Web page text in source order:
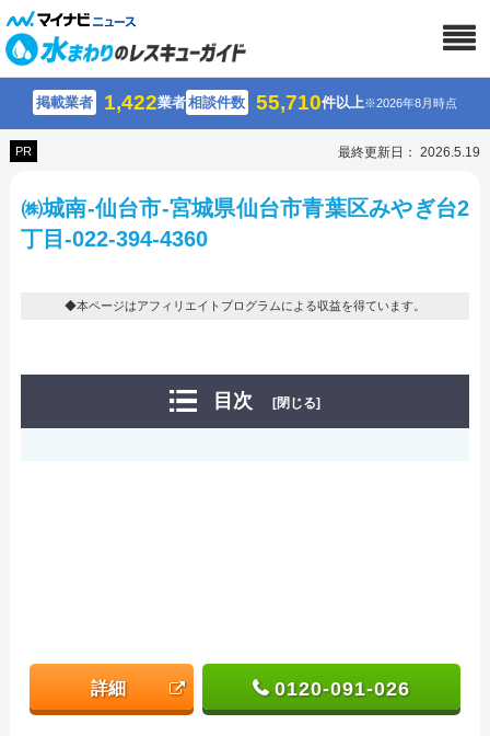
掲載業者 1,422業者相談件数 55,710件以上※2026年8月時点
PR 最終更新日： 2026.5.19
㈱城南-仙台市-宮城県仙台市青葉区みやぎ台2
丁目-022-394-4360
◆本ページはアフィリエイトプログラムによる収益を得ています。
目次 [閉じる]
詳細 0120-091-026